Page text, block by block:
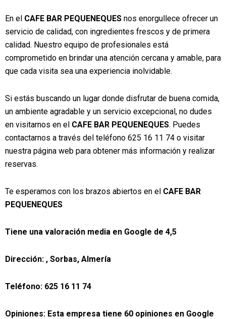
En el CAFE BAR PEQUENEQUES nos enorgullece ofrecer un
servicio de calidad, con ingredientes frescos y de primera
calidad. Nuestro equipo de profesionales está
comprometido en brindar una atención cercana y amable, para
que cada visita sea una experiencia inolvidable.
Si estás buscando un lugar donde disfrutar de buena comida,
un ambiente agradable y un servicio excepcional, no dudes
en visitarnos en el CAFE BAR PEQUENEQUES. Puedes
contactarnos a través del teléfono 625 16 11 74 o visitar
nuestra página web para obtener más información y realizar
reservas.
Te esperamos con los brazos abiertos en el CAFE BAR
PEQUENEQUES
Tiene una valoración media en Google de 4,5
Dirección: , Sorbas, Almería
Teléfono: 625 16 11 74
Opiniones: Esta empresa tiene 60 opiniones en Google